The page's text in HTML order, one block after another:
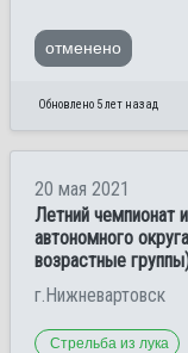
отменено
Обновлено 5 лет назад
20 мая 2021
Летний чемпионат
автономного
возрастные
г.Нижневартовск
Стрельба из лука